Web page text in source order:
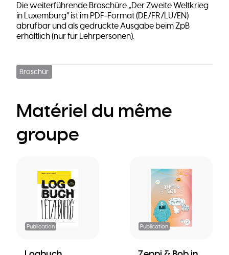
Die weiterführende Broschüre „Der Zweite Weltkrieg
in Luxemburg“ ist im PDF-Format (DE/FR/LU/EN)
abrufbar und als gedruckte Ausgabe beim ZpB
erhältlich (nur für Lehrpersonen).
Broschür
Matériel du même
groupe
Publication Publication